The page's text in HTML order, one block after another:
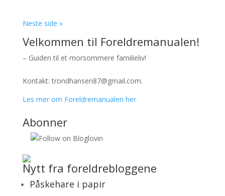
Neste side »
Velkommen til Foreldremanualen!
– Guiden til et morsommere familieliv!
Kontakt: trondhansen87@gmail.com.
Les mer om Foreldremanualen her
Abonner
Nytt fra foreldrebloggene
Påskehare i papir